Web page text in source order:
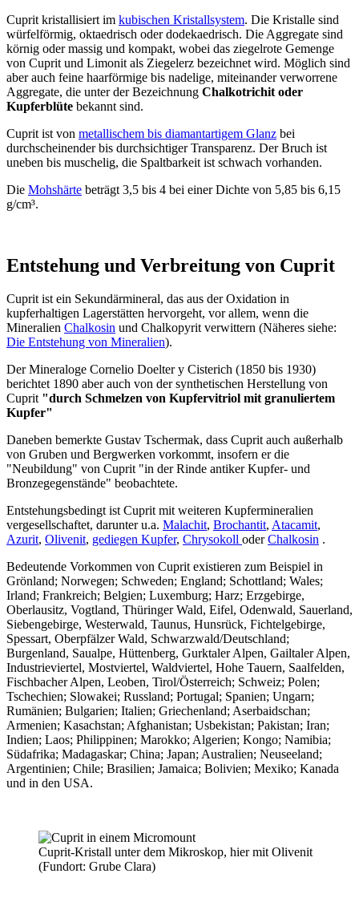
Cuprit kristallisiert im kubischen Kristallsystem. Die Kristalle sind
würfelförmig, oktaedrisch oder dodekaedrisch. Die Aggregate sind
körnig oder massig und kompakt, wobei das ziegelrote Gemenge
von Cuprit und Limonit als Ziegelerz bezeichnet wird. Möglich sind
aber auch feine haarförmige bis nadelige, miteinander verworrene
Aggregate, die unter der Bezeichnung Chalkotrichit oder
Kupferblüte bekannt sind.
Cuprit ist von metallischem bis diamantartigem Glanz bei
durchscheinender bis durchsichtiger Transparenz. Der Bruch ist
uneben bis muschelig, die Spaltbarkeit ist schwach vorhanden.
Die Mohshärte beträgt 3,5 bis 4 bei einer Dichte von 5,85 bis 6,15
g/cm³.
Entstehung und Verbreitung von Cuprit
Cuprit ist ein Sekundärmineral, das aus der Oxidation in
kupferhaltigen Lagerstätten hervorgeht, vor allem, wenn die
Mineralien Chalkosin und Chalkopyrit verwittern (Näheres siehe:
Die Entstehung von Mineralien).
Der Mineraloge Cornelio Doelter y Cisterich (1850 bis 1930)
berichtet 1890 aber auch von der synthetischen Herstellung von
Cuprit "durch Schmelzen von Kupfervitriol mit granuliertem
Kupfer"
Daneben bemerkte Gustav Tschermak, dass Cuprit auch außerhalb
von Gruben und Bergwerken vorkommt, insofern er die
"Neubildung" von Cuprit "in der Rinde antiker Kupfer- und
Bronzegegenstände" beobachtete.
Entstehungsbedingt ist Cuprit mit weiteren Kupfermineralien
vergesellschaftet, darunter u.a. Malachit, Brochantit, Atacamit,
Azurit, Olivenit, gediegen Kupfer, Chrysokoll oderChalkosin .
Bedeutende Vorkommen von Cuprit existieren zum Beispiel in
Grönland; Norwegen; Schweden; England; Schottland; Wales;
Irland; Frankreich; Belgien; Luxemburg; Harz; Erzgebirge,
Oberlausitz, Vogtland, Thüringer Wald, Eifel, Odenwald, Sauerland,
Siebengebirge, Westerwald, Taunus, Hunsrück, Fichtelgebirge,
Spessart, Oberpfälzer Wald, Schwarzwald/Deutschland;
Burgenland, Saualpe, Hüttenberg, Gurktaler Alpen, Gailtaler Alpen,
Industrieviertel, Mostviertel, Waldviertel, Hohe Tauern, Saalfelden,
Fischbacher Alpen, Leoben, Tirol/Österreich; Schweiz; Polen;
Tschechien; Slowakei; Russland; Portugal; Spanien; Ungarn;
Rumänien; Bulgarien; Italien; Griechenland; Aserbaidschan;
Armenien; Kasachstan; Afghanistan; Usbekistan; Pakistan; Iran;
Indien; Laos; Philippinen; Marokko; Algerien; Kongo; Namibia;
Südafrika; Madagaskar; China; Japan; Australien; Neuseeland;
Argentinien; Chile; Brasilien; Jamaica; Bolivien; Mexiko; Kanada
und in den USA.
Cuprit-Kristall unter dem Mikroskop, hier mit Olivenit
(Fundort: Grube Clara)